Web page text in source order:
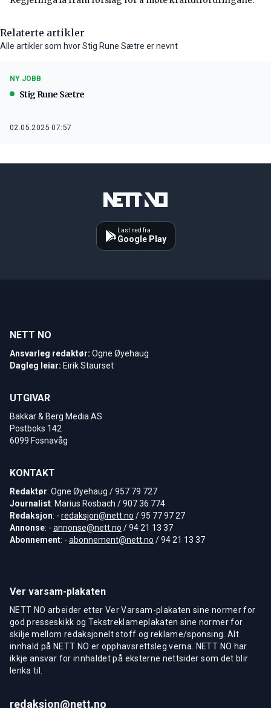
Relaterte artikler
Alle artikler som hvor Stig Rune Sætre er nevnt
NY JOBB
Stig Rune Sætre
02.05.2025 07:57
Last ned fra
Google Play
NETT NO
Ansvarleg redaktør: Ogne Øyehaug
Dagleg leiar: Eirik Staurset
UTGIVAR
Bakkar & Berg Media AS
Postboks 142
6099 Fosnavåg
KONTAKT
Redaktør: Ogne Øyehaug / 957 79 727
Journalist: Marius Rosbach / 907 36 774
Redaksjon: - redaksjon@nett.no / 95 77 97 27
Annonse: - annonse@nett.no / 94 21 13 37
Abonnement: - abonnement@nett.no / 94 21 13 37
Ver varsam-plakaten
NETT NO arbeider etter Ver Varsam-plakaten sine normer for
god presseskikk og Tekstreklameplakaten sine normer for
skilje mellom redaksjonelt stoff og reklame/sponsing. Alt
innhald på NETT NO er opphavsrettsleg verna. NETT NO har
ikkje ansvar for innhaldet på eksterne nettsider som det blir
lenka til.
redaksjon@nett.no